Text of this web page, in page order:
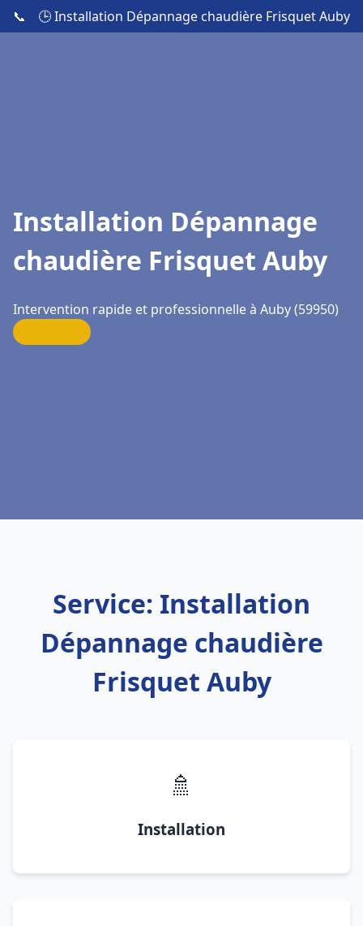
📞 🕒 Installation Dépannage chaudière Frisquet Auby
Installation Dépannage
chaudière Frisquet Auby
Intervention rapide et professionnelle à Auby (59950)
Service: Installation
Dépannage chaudière
Frisquet Auby
🚿
Installation